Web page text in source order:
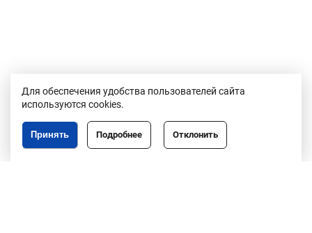
Для обеспечения удобства пользователей сайта
используются cookies.
Отклонить
Подробнее
Принять